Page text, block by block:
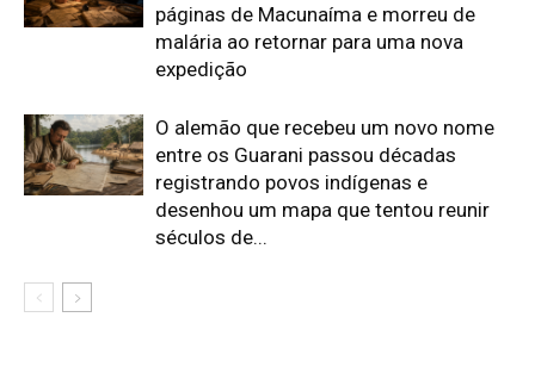
páginas de Macunaíma e morreu de
malária ao retornar para uma nova
expedição
O alemão que recebeu um novo nome
entre os Guarani passou décadas
registrando povos indígenas e
desenhou um mapa que tentou reunir
séculos de...